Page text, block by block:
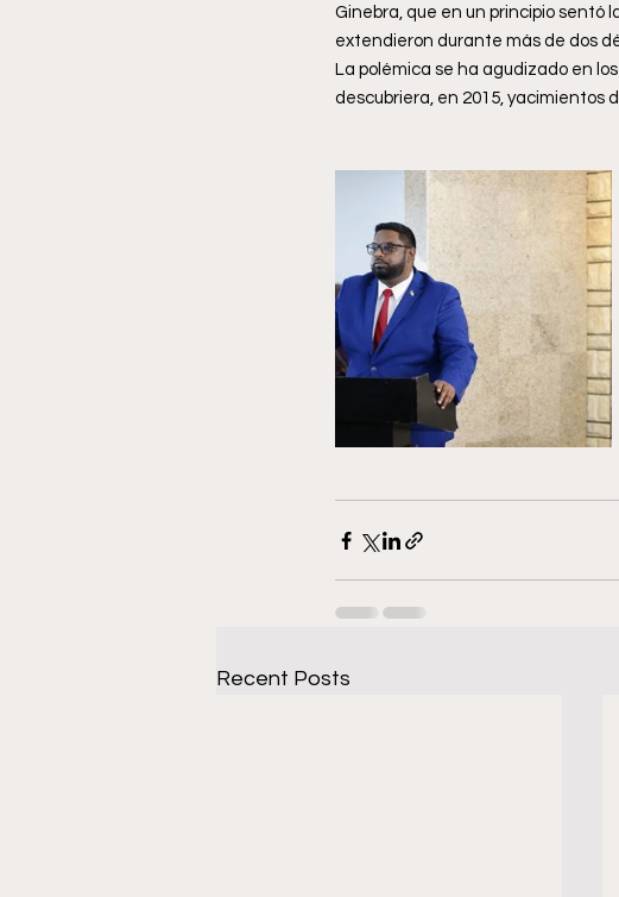
Ginebra, que en un principio sentó
extendieron durante más de dos
La polémica se ha agudizado en
descubriera, en 2015, yacimientos
Recent Posts